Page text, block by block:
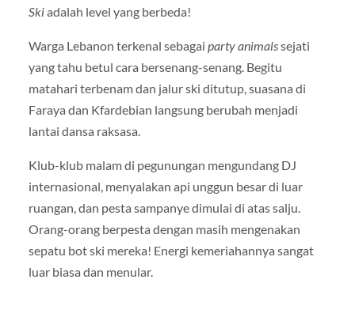
Skiadalah level yang berbeda!
Warga Lebanon terkenal sebagai party animalssejati
yang tahu betul cara bersenang-senang. Begitu
matahari terbenam dan jalur ski ditutup, suasana di
Faraya dan Kfardebian langsung berubah menjadi
lantai dansa raksasa.
Klub-klub malam di pegunungan mengundang DJ
internasional, menyalakan api unggun besar di luar
ruangan, dan pesta sampanye dimulai di atas salju.
Orang-orang berpesta dengan masih mengenakan
sepatu bot ski mereka! Energi kemeriahannya sangat
luar biasa dan menular.